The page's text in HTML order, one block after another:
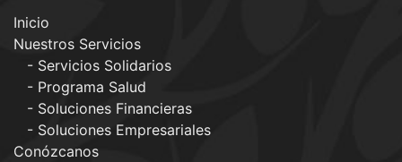
Inicio
Nuestros Servicios
Servicios Solidarios
Programa Salud
Soluciones Financieras
Soluciones Empresariales
Conózcanos